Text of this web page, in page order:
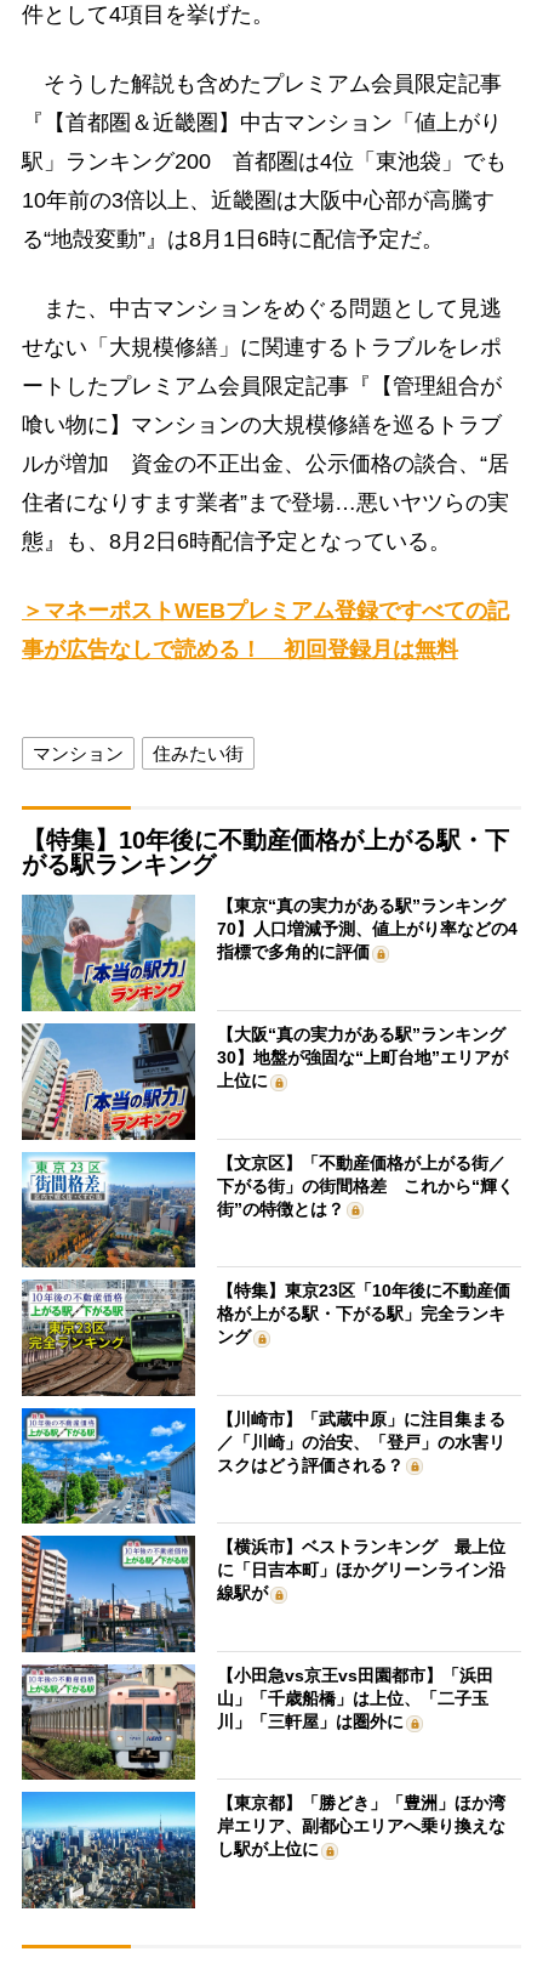
件として4項目を挙げた。
そうした解説も含めたプレミアム会員限定記事
『【首都圏＆近畿圏】中古マンション「値上がり
駅」ランキング200 首都圏は4位「東池袋」でも
10年前の3倍以上、近畿圏は大阪中心部が高騰す
る“地殻変動”』は8月1日6時に配信予定だ。
また、中古マンションをめぐる問題として見逃
せない「大規模修繕」に関連するトラブルをレポ
ートしたプレミアム会員限定記事『【管理組合が
喰い物に】マンションの大規模修繕を巡るトラブ
ルが増加 資金の不正出金、公示価格の談合、“居
住者になりすます業者”まで登場…悪いヤツらの実
態』も、8月2日6時配信予定となっている。
＞マネーポストWEBプレミアム登録ですべての記
事が広告なしで読める！ 初回登録月は無料
マンション 住みたい街
【特集】10年後に不動産価格が上がる駅・下
がる駅ランキング
【東京“真の実力がある駅”ランキング
70】人口増減予測、値上がり率などの4
指標で多角的に評価
【大阪“真の実力がある駅”ランキング
30】地盤が強固な“上町台地”エリアが
上位に
【文京区】「不動産価格が上がる街／
下がる街」の街間格差 これから“輝く
街”の特徴とは？
【特集】東京23区「10年後に不動産価
格が上がる駅・下がる駅」完全ランキ
ング
【川崎市】「武蔵中原」に注目集まる
／「川崎」の治安、「登戸」の水害リ
スクはどう評価される？
【横浜市】ベストランキング 最上位
に「日吉本町」ほかグリーンライン沿
線駅が
【小田急vs京王vs田園都市】「浜田
山」「千歳船橋」は上位、「二子玉
川」「三軒屋」は圏外に
【東京都】「勝どき」「豊洲」ほか湾
岸エリア、副都心エリアへ乗り換えな
し駅が上位に